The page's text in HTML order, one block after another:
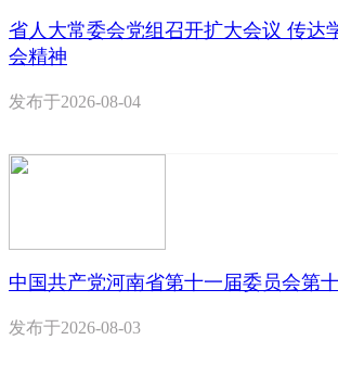
省人大常委会党组召开扩大会议 传达
会精神
发布于2026-08-04
中国共产党河南省第十一届委员会第
发布于2026-08-03